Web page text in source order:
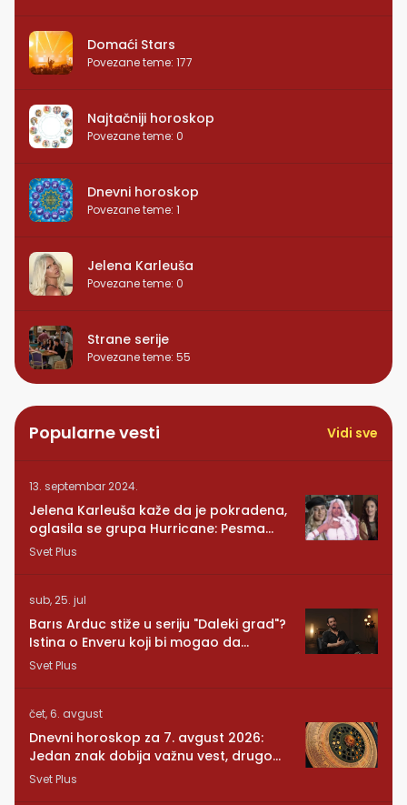
Domaći Stars
Povezane teme: 177
Najtačniji horoskop
Povezane teme: 0
Dnevni horoskop
Povezane teme: 1
Jelena Karleuša
Povezane teme: 0
Strane serije
Povezane teme: 55
Popularne vesti Vidi sve
13. septembar 2024.
Jelena Karleuša kaže da je pokradena,
oglasila se grupa Hurricane: Pesma
RUNDE je naša!
Svet Plus
sub, 25. jul
Barıs Arduc stiže u seriju "Daleki grad"?
Istina o Enveru koji bi mogao da
promeni sve
Svet Plus
čet, 6. avgust
Dnevni horoskop za 7. avgust 2026:
Jedan znak dobija važnu vest, drugom
se vraća osoba iz prošlosti
Svet Plus